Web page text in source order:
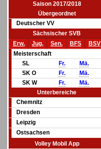
Saison 2017/2018
Übergeordnet
Deutscher VV
Sächsischer SVB
Erw.
Jug. Sen. BFS
BSV
Meisterschaft
SL
Fr.
Mä.
SK O
Fr.
Mä.
SK W
Fr.
Mä.
Unterbereiche
Chemnitz
Dresden
Leipzig
Ostsachsen
Volley Mobil App